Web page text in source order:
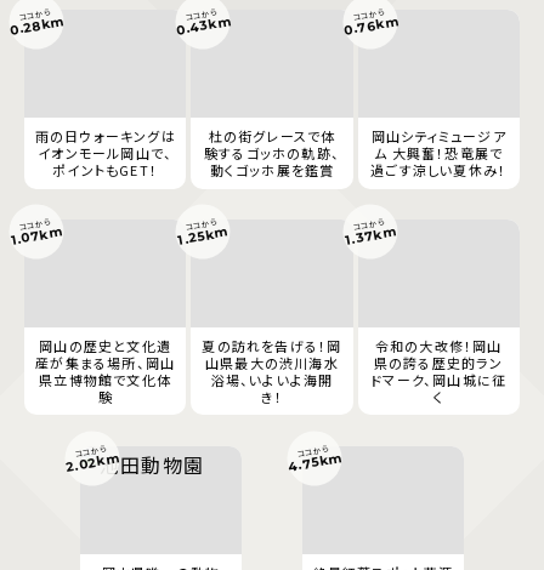
雨の日ウォーキングは
イオンモール岡山で、
ポイントもGET！
ココから
0.28km
杜の街グレースで体
験するゴッホの軌跡、
動くゴッホ展を鑑賞
ココから
0.43km
岡山シティミュージア
ム 大興奮！恐竜展で
過ごす涼しい夏休み！
ココから
0.76km
岡山の歴史と文化遺
産が集まる場所、岡山
県立博物館で文化体
験
ココから
1.07km
夏の訪れを告げる！岡
山県最大の渋川海水
浴場、いよいよ海開
き！
ココから
1.25km
令和の大改修！岡山
県の誇る歴史的ラン
ドマーク、岡山城に征
く
ココから
1.37km
ココから
2.02km ココから
4.75km